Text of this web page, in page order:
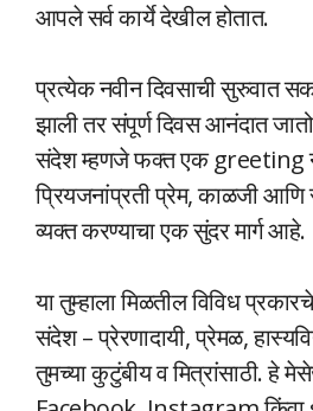
आपले सर्व कार्ये देखील होतात.
प्रत्येक नवीन दिवसाची सुरुवात
झाली तर संपूर्ण दिवस आनंदात
संदेश म्हणजे फक्त एक greeting
प्रियजनांप्रती प्रेम, काळजी आणि
व्यक्त करण्याचा एक सुंदर मार्ग आहे.
या तुम्हाला मिळतील विविध
संदेश – प्रेरणादायी, प्रेमळ,
तुमच्या कुटुंबीय व मित्रांसाठी. हे